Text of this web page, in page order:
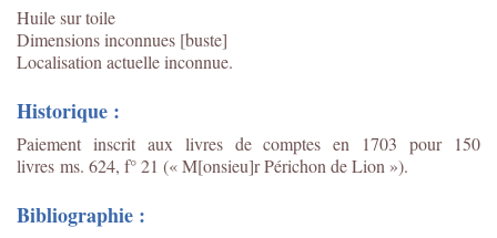
Huile sur toile
Dimensions inconnues [buste]
Localisation actuelle inconnue.
Historique :
Paiement inscrit aux livres de comptes en 1703 pour 150
livres ms. 624, f° 21 (« M[onsieu]r Périchon de Lion »).
Bibliographie :